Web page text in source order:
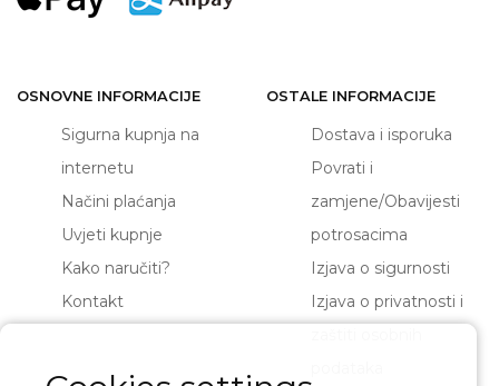
OSNOVNE INFORMACIJE
Sigurna kupnja na
internetu
Načini plaćanja
Uvjeti kupnje
Kako naručiti?
Kontakt
OSTALE INFORMACIJE
Dostava i isporuka
Povrati i
zamjene/Obavijesti
potrosacima
Izjava o sigurnosti
Izjava o privatnosti i